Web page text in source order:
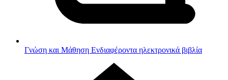
Γνώση και Μάθηση Ενδιαφέροντα ηλεκτρονικά βιβλία